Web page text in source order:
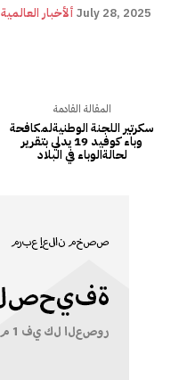
ألأخبار العالمية July 28, 2025
المقالة القادمة
سكرتير اللجنة الوطنيةلمكافحة
وباء كوفيد 19 يدلي بتقرير
لحالةالوباء في البلاد